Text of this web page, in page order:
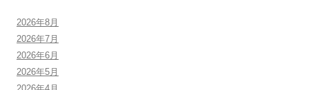
2026年8月
2026年7月
2026年6月
2026年5月